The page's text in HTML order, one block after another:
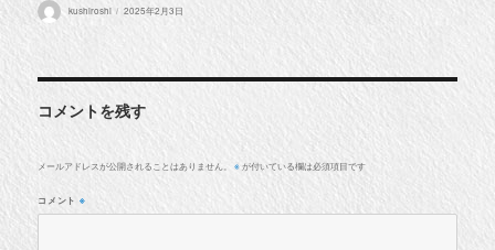
投
kushiroshi
投
2025年2月3日
コメントを残す
メールアドレスが公開されることはありません。 ※ が付いている欄は必須項目です
コメント ※